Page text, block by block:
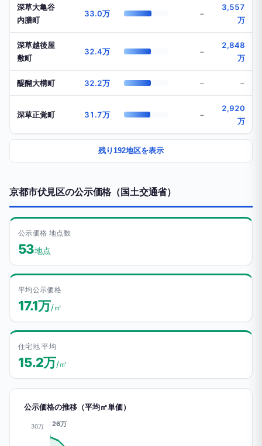
深草大亀谷
内膳町
33.0万 −
3,557
万
深草越後屋
敷町
32.4万 −
2,848
万
醍醐大構町 32.2万 − −
深草正覚町 31.7万 −
2,920
万
残り192地区を表示
京都市伏見区の公示価格（国土交通省）
公示価格 地点数
53地点
平均公示価格
17.1万/㎡
住宅地 平均
15.2万/㎡
公示価格の推移（平均㎡単価）
30万 26万